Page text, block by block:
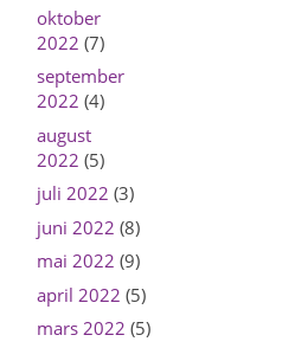
oktober
2022 (7)
september
2022 (4)
august
2022 (5)
juli 2022 (3)
juni 2022 (8)
mai 2022 (9)
april 2022 (5)
mars 2022 (5)